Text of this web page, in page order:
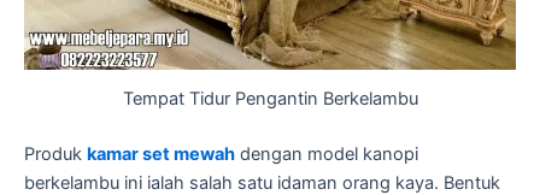
Tempat Tidur Pengantin Berkelambu
Produk kamar set mewah dengan model kanopi
berkelambu ini ialah salah satu idaman orang kaya. Bentuk